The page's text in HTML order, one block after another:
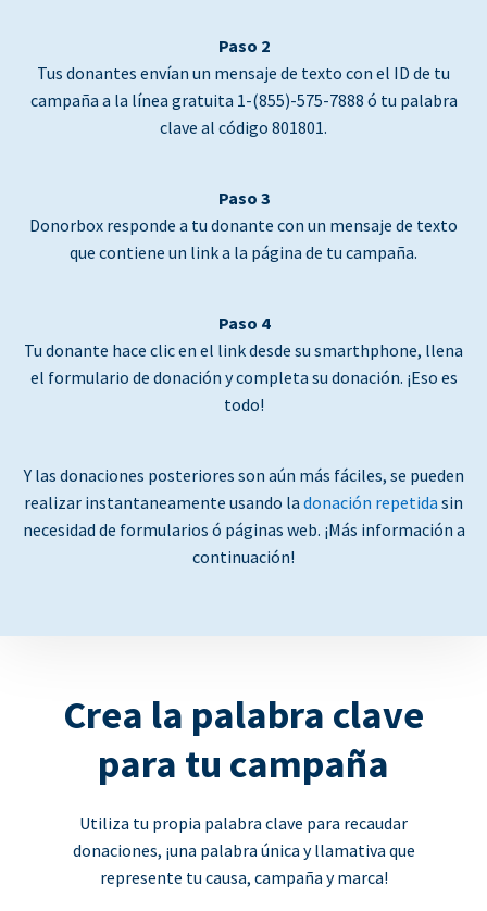
Paso 2
Tus donantes envían un mensaje de texto con el ID de tu
campaña a la línea gratuita 1-(855)-575-7888 ó tu palabra
clave al código 801801.
Paso 3
Donorbox responde a tu donante con un mensaje de texto
que contiene un link a la página de tu campaña.
Paso 4
Tu donante hace clic en el link desde su smarthphone, llena
el formulario de donación y completa su donación. ¡Eso es
todo!
Y las donaciones posteriores son aún más fáciles, se pueden
realizar instantaneamente usando la donación repetida sin
necesidad de formularios ó páginas web. ¡Más información a
continuación!
Crea la palabra clave
para tu campaña
Utiliza tu propia palabra clave para recaudar
donaciones, ¡una palabra única y llamativa que
represente tu causa, campaña y marca!